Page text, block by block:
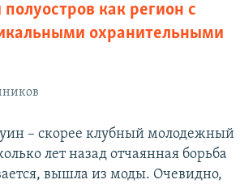
как регион с
охранительными
– скорее клубный молодежный
лет назад отчаянная борьба
вышла из моды. Очевидно,